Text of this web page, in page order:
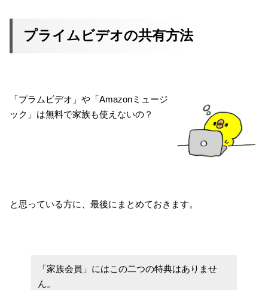
プライムビデオの共有方法
「プラムビデオ」や「Amazonミュージ
ック」は無料で家族も使えないの？
と思っている方に、最後にまとめておきます。
「家族会員」にはこの二つの特典はありませ
ん。